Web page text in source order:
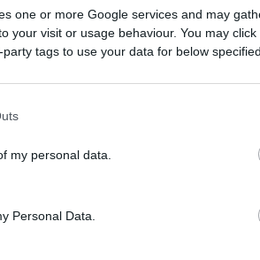
one or more Google services and may
your visit or usage behaviour. You may
tags to use your data for below
my personal data.
Personal Data.
de alegújabb hírekszerint
a brit hadsereg
cikkéből.